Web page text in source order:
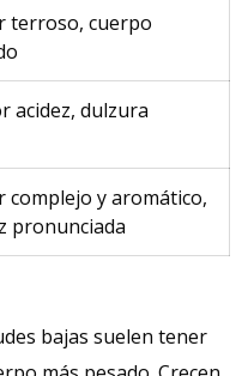
terroso, cuerpo
acidez, dulzura
complejo y aromático,
pronunciada
bajas suelen tener